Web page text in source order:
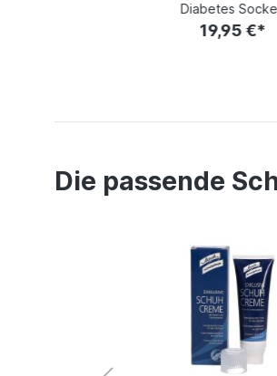
Diabetes
19,95 €*
Die passende